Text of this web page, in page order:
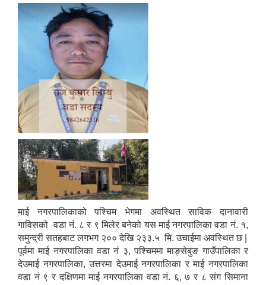
माई नगरपालिकाको पश्चिम भेगमा अवस्थित साविक दानावारी
गाविसको वडा नं. ८ र ९ मिलेर बनेको यस माई नगरपालिका वडा नं. १,
समुन्द्री सतहबाट लगभग २०० देखि २३३.५ मि. उचाईमा अवस्थित छ |
पूर्वमा माई नगरपालिका वडा नं ३, पश्चिममा माङ्सेबुङ गाउँपालिका र
देउमाई नगरपालिका, उत्तरमा देउमाई नगरपालिका र माई नगरपालिका
वडा नं ९ र दक्षिणमा माई नगरपालिका वडा नं. ६, ७ र ८ संग सिमाना